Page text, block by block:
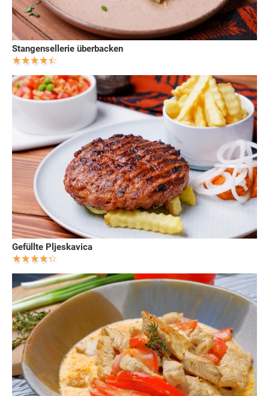
Stangensellerie überbacken
Gefüllte Pljeskavica